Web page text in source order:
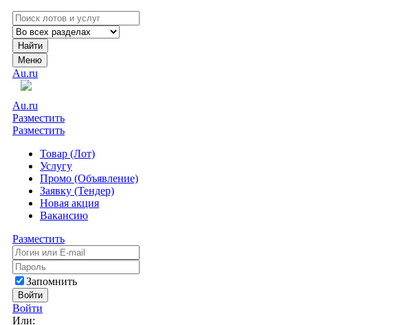
Найти
Меню
Au.ru
Au.ru
Разместить
Разместить
Товар (Лот)
Услугу
Промо (Объявление)
Заявку (Тендер)
Новая акция
Вакансию
Разместить
Запомнить
Войти
Войти
Или: